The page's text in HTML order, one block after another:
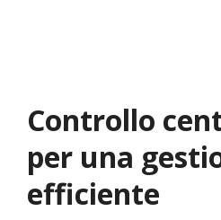
Controllo
per una
efficiente